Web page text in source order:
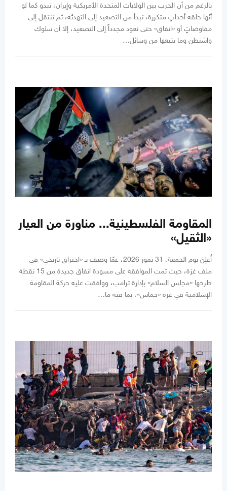
بالرغم من أن الحرب بين الولايات المتحدة الأمريكية وإيران، تبدو كما لو
أنّها حلقة أحداثٍ متكررة، تبدأ من التصعيد إلى التهدئة، ثم تنتقل إلى
مفاوضاتٍ أو «اتفاق» حتى تعود مجدداً إلى التصعيد، إلا أن سلوك
واشنطن وما يتبعها من وسائل…
المقاومة الفلسطينية... مناورة من العيار
«الثقيل»
أُعلِنَ يوم الجمعة، 31 تموز 2026، عمّا وصف بـ «اختراق تاريخي» في
ملف غزة، حيث تمت الموافقة على مسودة اتفاق جديدة من 15 نقطة
طرحها «مجلس السلام» بإدارة ترامب، ووافقت عليه حركة المقاومة
الإسلامية في غزة «حماس»، بما فيه ما…